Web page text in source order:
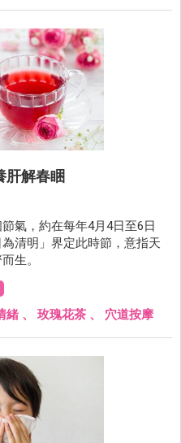
肝解春睏
氣，約在每年4月4日至6日
清明」界定此時節，意指天
生。
緒 、 玫瑰花茶 、 穴道按摩